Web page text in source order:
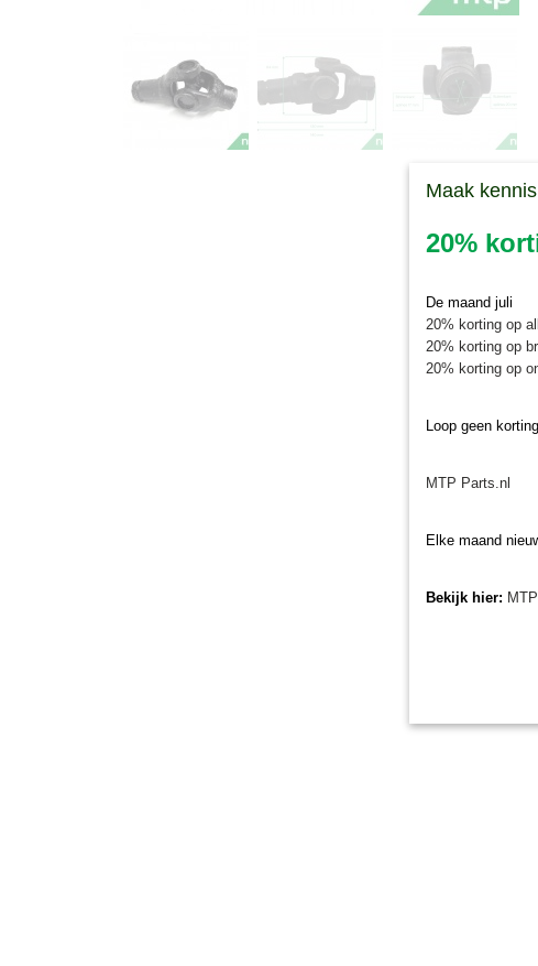
Maak
20%
De maand juli
20% korting op
20% korting op
20% korting op
Loop geen
MTP Parts.nl
Elke maand
Bekijk hier: